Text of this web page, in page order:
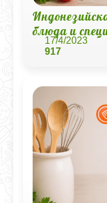
блюда и
17/4/2023
917